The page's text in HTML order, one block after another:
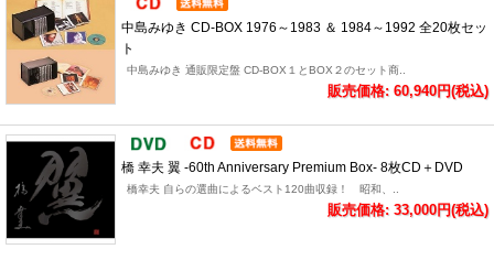
中島みゆき CD-BOX 1976～1983 ＆ 1984～1992 全20枚セッ
ト
中島みゆき 通販限定盤 CD-BOX１とBOX２のセット商..
販売価格: 60,940円(税込)
橋 幸夫 翼 -60th Anniversary Premium Box- 8枚CD＋DVD
橋幸夫 自らの選曲によるベスト120曲収録！ 昭和、..
販売価格: 33,000円(税込)